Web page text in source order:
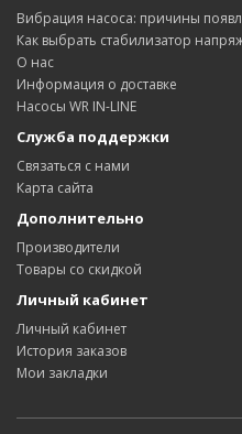
Вибрация насоса: причины
Как выбрать стабилизатор
О нас
Информация о доставке
Насосы WR IN-LINE
Служба поддержки
Связаться с нами
Карта сайта
Дополнительно
Производители
Товары со скидкой
Личный кабинет
Личный кабинет
История заказов
Мои закладки